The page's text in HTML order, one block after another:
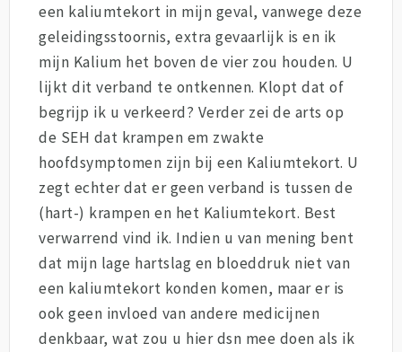
een kaliumtekort in mijn geval, vanwege deze
geleidingsstoornis, extra gevaarlijk is en ik
mijn Kalium het boven de vier zou houden. U
lijkt dit verband te ontkennen. Klopt dat of
begrijp ik u verkeerd? Verder zei de arts op
de SEH dat krampen em zwakte
hoofdsymptomen zijn bij een Kaliumtekort. U
zegt echter dat er geen verband is tussen de
(hart-) krampen en het Kaliumtekort. Best
verwarrend vind ik. Indien u van mening bent
dat mijn lage hartslag en bloeddruk niet van
een kaliumtekort konden komen, maar er is
ook geen invloed van andere medicijnen
denkbaar, wat zou u hier dsn mee doen als ik